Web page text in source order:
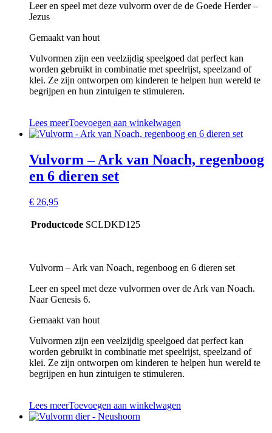
Leer en speel met deze vulvorm over de de Goede Herder –
Jezus
Gemaakt van hout
Vulvormen zijn een veelzijdig speelgoed dat perfect kan
worden gebruikt in combinatie met speelrijst, speelzand of
klei. Ze zijn ontworpen om kinderen te helpen hun wereld te
begrijpen en hun zintuigen te stimuleren.
Lees meerToevoegen aan winkelwagen
Vulvorm – Ark van Noach, regenboog
en 6 dieren set
€ 26,95
Productcode SCLDKD125
Vulvorm – Ark van Noach, regenboog en 6 dieren set
Leer en speel met deze vulvormen over de Ark van Noach.
Naar Genesis 6.
Gemaakt van hout
Vulvormen zijn een veelzijdig speelgoed dat perfect kan
worden gebruikt in combinatie met speelrijst, speelzand of
klei. Ze zijn ontworpen om kinderen te helpen hun wereld te
begrijpen en hun zintuigen te stimuleren.
Lees meerToevoegen aan winkelwagen